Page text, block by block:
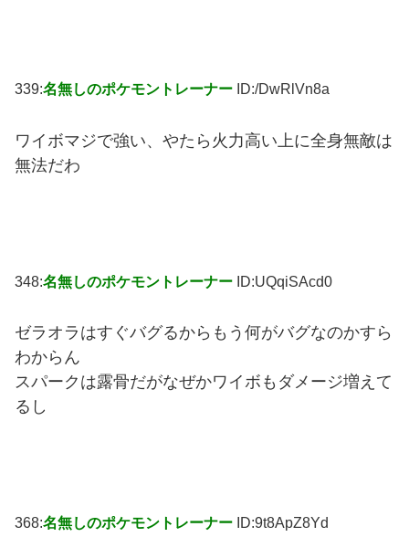
339:名無しのポケモントレーナー ID:/DwRlVn8a
ワイボマジで強い、やたら火力高い上に全身無敵は
無法だわ
348:名無しのポケモントレーナー ID:UQqiSAcd0
ゼラオラはすぐバグるからもう何がバグなのかすら
わからん
スパークは露骨だがなぜかワイボもダメージ増えて
るし
368:名無しのポケモントレーナー ID:9t8ApZ8Yd